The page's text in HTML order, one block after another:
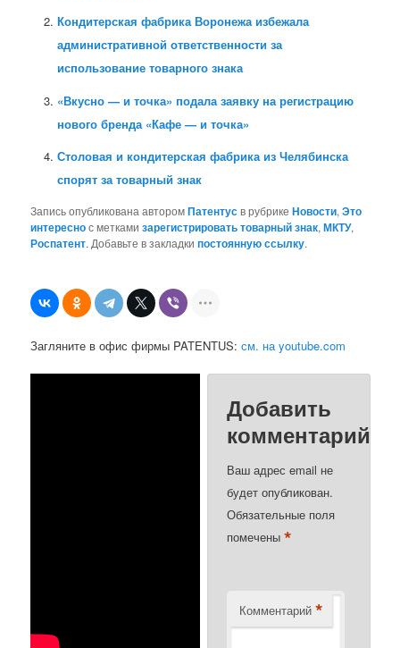
Кондитерская фабрика Воронежа избежала
административной ответственности за
использование товарного знака
«Вкусно — и точка» подала заявку на регистрацию
нового бренда «Кафе — и точка»
Столовая и кондитерская фабрика из Челябинска
спорят за товарный знак
Запись опубликована авторомПатентусв рубрикеНовости,Это
интереснос меткамизарегистрировать товарный знак,МКТУ,
Роспатент. Добавьте в закладкипостоянную ссылку.
Загляните в офис фирмы PATENTUS:см. на youtube.com
Добавить
комментарий
Ваш адрес email не
будет опубликован.
Обязательные поля
помечены*
Комментарий *